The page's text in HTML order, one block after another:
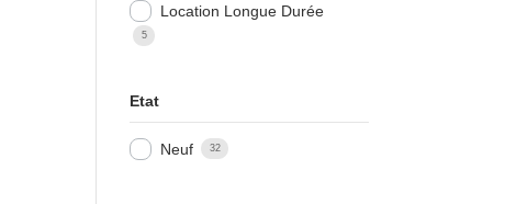
Location Longue Durée
5
Etat
Neuf 32